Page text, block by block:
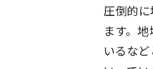
圧倒的
ます。
いるな